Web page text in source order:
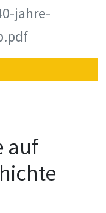
jahre-
auf